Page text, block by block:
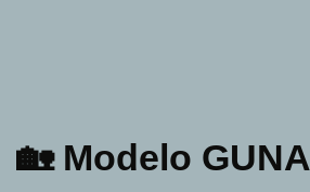
🏡 Modelo GUNA